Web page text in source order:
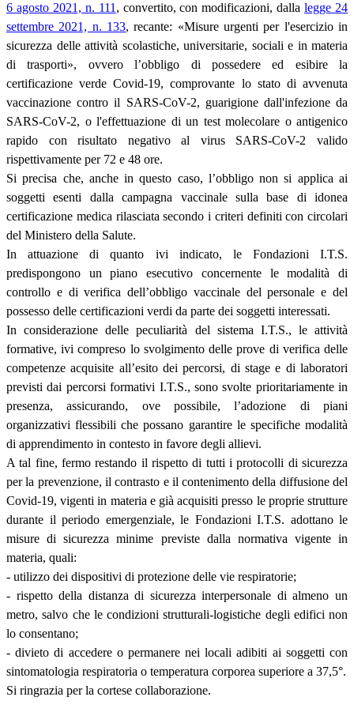
6 agosto 2021, n. 111 , convertito, con modificazioni, dallalegge 24
settembre 2021, n. 133, recante: «Misure urgenti per l'esercizio in
sicurezza delle attività scolastiche, universitarie, sociali e in materia
di trasporti», ovvero l’obbligo di possedere ed esibire la
certificazione verde Covid-19, comprovante lo stato di avvenuta
vaccinazione contro il SARS-CoV-2, guarigione dall'infezione da
SARS-CoV-2, o l'effettuazione di un test molecolare o antigenico
rapido con risultato negativo al virus SARS-CoV-2 valido
rispettivamente per 72 e 48 ore.
Si precisa che, anche in questo caso, l’obbligo non si applica ai
soggetti esenti dalla campagna vaccinale sulla base di idonea
certificazione medica rilasciata secondo i criteri definiti con circolari
del Ministero della Salute.
In attuazione di quanto ivi indicato, le Fondazioni I.T.S.
predispongono un piano esecutivo concernente le modalità di
controllo e di verifica dell’obbligo vaccinale del personale e del
possesso delle certificazioni verdi da parte dei soggetti interessati.
In considerazione delle peculiarità del sistema I.T.S., le attività
formative, ivi compreso lo svolgimento delle prove di verifica delle
competenze acquisite all’esito dei percorsi, di stage e di laboratori
previsti dai percorsi formativi I.T.S., sono svolte prioritariamente in
presenza, assicurando, ove possibile, l’adozione di piani
organizzativi flessibili che possano garantire le specifiche modalità
di apprendimento in contesto in favore degli allievi.
A tal fine, fermo restando il rispetto di tutti i protocolli di sicurezza
per la prevenzione, il contrasto e il contenimento della diffusione del
Covid-19, vigenti in materia e già acquisiti presso le proprie strutture
durante il periodo emergenziale, le Fondazioni I.T.S. adottano le
misure di sicurezza minime previste dalla normativa vigente in
materia, quali:
- utilizzo dei dispositivi di protezione delle vie respiratorie;
- rispetto della distanza di sicurezza interpersonale di almeno un
metro, salvo che le condizioni strutturali-logistiche degli edifici non
lo consentano;
- divieto di accedere o permanere nei locali adibiti ai soggetti con
sintomatologia respiratoria o temperatura corporea superiore a 37,5°.
Si ringrazia per la cortese collaborazione.